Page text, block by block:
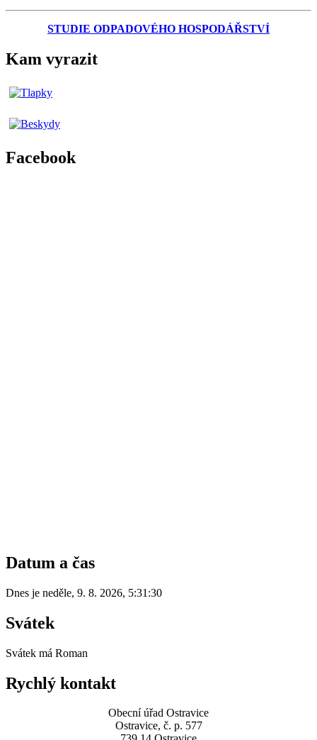
STUDIE ODPADOVÉHO HOSPODÁŘSTVÍ
Kam vyrazit
Facebook
Datum a čas
Dnes je neděle, 9. 8. 2026, 5:31:30
Svátek
Svátek má Roman
Rychlý kontakt
Obecní úřad Ostravice
Ostravice, č. p. 577